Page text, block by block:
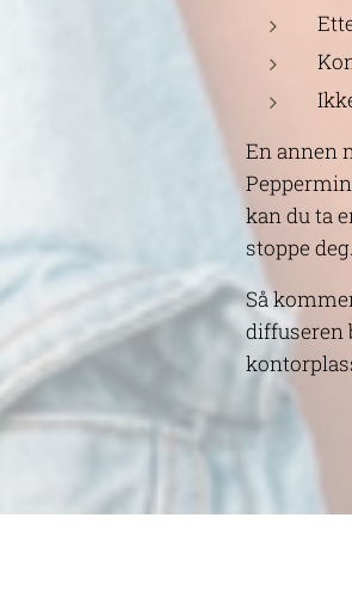
En annen
kan du ta
stoppe deg.
Så
diffuseren